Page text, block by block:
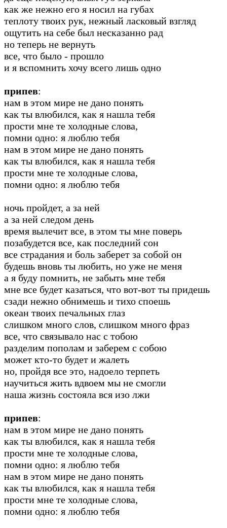
как же нежно его я носил на губах
теплоту твоих рук, нежный ласковый взгляд
ощутить на себе был несказанно рад
но теперь не вернуть
все, что было - прошло
и я вспомнить хочу всего лишь одно
припев:
нам в этом мире не дано понять
как ты влюбился, как я нашла тебя
прости мне те холодные слова,
помни одно: я люблю тебя
нам в этом мире не дано понять
как ты влюбился, как я нашла тебя
прости мне те холодные слова,
помни одно: я люблю тебя
ночь пройдет, а за ней
а за ней следом день
время вылечит все, в этом ты мне поверь
позабудется все, как последний сон
все страдания и боль заберет за собой он
будешь вновь ты любить, но уже не меня
а я буду помнить, не забыть мне тебя
мне все будет казаться, что вот-вот ты придешь
сзади нежно обнимешь и тихо споешь
океан твоих печальных глаз
слишком много слов, слишком много фраз
все, что связывало нас с тобою
разделим пополам и заберем с собою
может кто-то будет и жалеть
но, пройдя все это, надоело терпеть
научиться жить вдвоем мы не смогли
наша жизнь состояла вся изо лжи
припев:
нам в этом мире не дано понять
как ты влюбился, как я нашла тебя
прости мне те холодные слова,
помни одно: я люблю тебя
нам в этом мире не дано понять
как ты влюбился, как я нашла тебя
прости мне те холодные слова,
помни одно: я люблю тебя